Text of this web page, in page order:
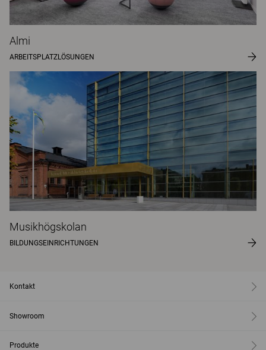
Almi
ARBEITSPLATZLÖSUNGEN
Musikhögskolan
BILDUNGSEINRICHTUNGEN
Kontakt
Showroom
Produkte